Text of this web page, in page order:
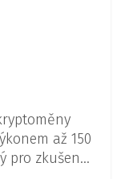
až 150
pro zkušené